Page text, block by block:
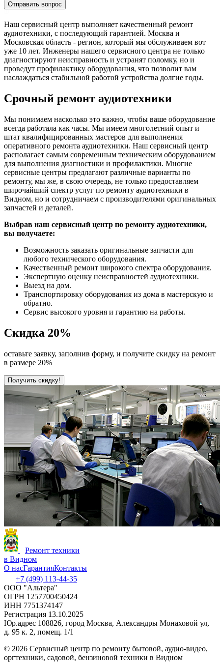
Отправить вопрос
Наш сервисный центр выполняет качественный ремонт
аудиотехники, с последующий гарантией. Москва и
Московская область - регион, который мы обслуживаем вот
уже 10 лет. Инженеры нашего сервисного центра не только
диагностируют неисправность и устранят поломку, но и
проведут профилактику оборудования, что позволит вам
наслаждаться стабильной работой устройства долгие годы.
Срочный ремонт аудиотехники
Мы понимаем насколько это важно, чтобы ваше оборудование
всегда работала как часы. Мы имеем многолетний опыт и
штат квалифицированных мастеров для выполнения
оперативного ремонта аудиотехники. Наш сервисный центр
располагает самым современным техническим оборудованием
для выполнения диагностики и профилактики. Многие
сервисные центры предлагают различные варианты по
ремонту, мы же, в свою очередь, не только предоставляем
широчайший спектр услуг по ремонту аудиотехники в
Видном, но и сотрудничаем с производителями оригинальных
запчастей и деталей.
Выбрав наш сервисный центр по ремонту аудиотехники,
вы получаете:
Возможность заказать оригинальные запчасти для
любого технического оборудования.
Качественный ремонт широкого спектра оборудования.
Экспертную оценку неисправностей аудиотехники.
Выезд на дом.
Транспортировку оборудования из дома в мастерскую и
обратно.
Сервис высокого уровня и гарантию на работы.
Скидка 20%
оставьте заявку, заполнив форму, и получите скидку на ремонт
в размере 20%
Получить скидку!
Ремонт техники
в Видном
О насГарантияКонтакты
+7 (499) 113-44-35
ООО "Альтера"
ОГРН 1257700450424
ИНН 7751374147
Регистрация 13.10.2025
Юр.адрес 108826, город Москва, Александры Монаховой ул,
д. 95 к. 2, помещ. 1/1
© 2026 Сервисный центр по ремонту бытовой, аудио-видео,
оргтехники, садовой, бензиновой техники в Видном